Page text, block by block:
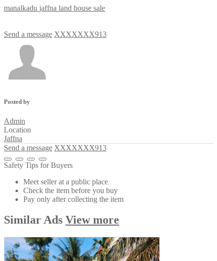
manalkadu jaffna land house sale
Send a message XXXXXXX913
Posted by
Admin
Location
Jaffna
Send a message XXXXXXX913
Safety Tips for Buyers
Meet seller at a public place
Check the item before you buy
Pay only after collecting the item
Similar Ads View more